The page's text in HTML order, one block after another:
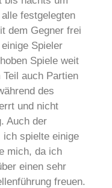
festgelegten
dem Gegner frei
Spieler
Spiele weit
auch Partien
des
und nicht
Auch der
spielte einige
mich, da ich
einen sehr
freuen.